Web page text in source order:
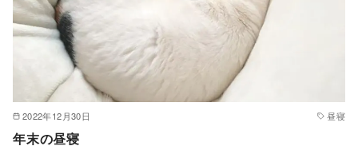
2022年12月30日 昼寝
年末の昼寝